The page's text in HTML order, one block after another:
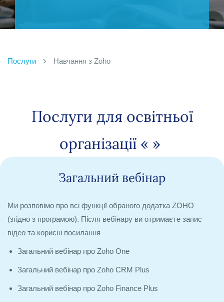
Послуги Навчання з Zoho
Послуги для освітньої
організації « »
Загальний вебінар
Ми розповімо про всі функції обраного додатка ZOHO
(згідно з програмою). Після вебінару ви отримаєте запис
відео та корисні посилання
Загальний вебінар про Zoho One
Загальний вебінар про Zoho CRM Plus
Загальний вебінар про Zoho Finance Plus